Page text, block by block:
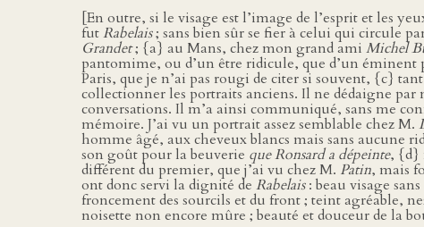
[En outre, si le visage est l’image de l’esprit et les
futRabelais; sans bien sûr se fier à celui qui circule
Grandet; {a} au Mans, chez mon grand ami Michel
pantomime, ou d’un être ridicule, que d’un
Paris, que je n’ai pas rougi de citer si souvent, {c}
collectionner les portraits anciens. Il ne dédaigne par
conversations. Il m’a ainsi communiqué, sans me
mémoire. J’ai vu un portrait assez semblable chez M.
homme âgé, aux cheveux blancs mais sans aucune
son goût pour la beuverie que Ronsard a dépeinte, {d}
différent du premier, que j’ai vu chez M. Patin, mais
ont donc servi la dignité de Rabelais: beau visage
froncement des sourcils et du front ; teint agréable,
noisette non encore mûre ; beauté et douceur de la